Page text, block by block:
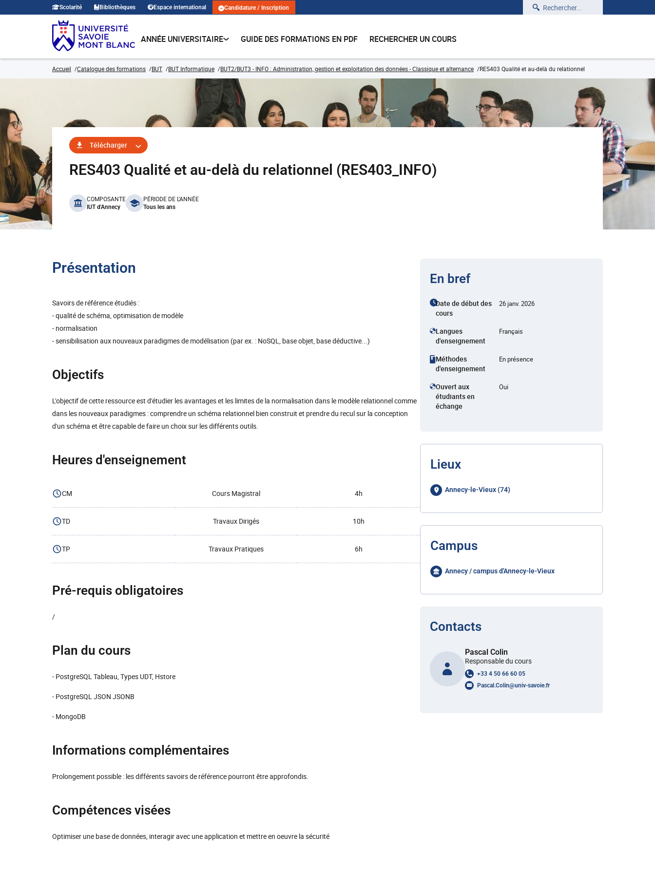
Scolarité Bibliothèques Espace international Candidature / Inscription Rechercher
ANNÉE UNIVERSITAIRE GUIDE DES FORMATIONS EN PDF RECHERCHER UN COURS
Accueil Catalogue des formations BUT BUT Informatique BUT2/BUT3 - INFO : Administration, gestion et exploitation des données - Classique et alternance RES403 Qualité et au-delà du relationnel
Télécharger
RES403 Qualité et au-delà du relationnel (RES403_INFO)
benefits
COMPOSANTE
IUT d'Annecy
PÉRIODE DE L'ANNÉE
Tous les ans
Présentation
Savoirs de référence étudiés :
- qualité de schéma, optimisation de modèle
- normalisation
- sensibilisation aux nouveaux paradigmes de modélisation (par ex. : NoSQL, base objet, base déductive...)
Objectifs
L'objectif de cette ressource est d'étudier les avantages et les limites de la normalisation dans le modèle relationnel comme
dans les nouveaux paradigmes : comprendre un schéma relationnel bien construit et prendre du recul sur la conception
d'un schéma et être capable de faire un choix sur les différents outils.
Heures d'enseignement
CM Cours Magistral 4h
TD Travaux Dirigés 10h
TP Travaux Pratiques 6h
Pré-requis obligatoires
/
Plan du cours
- PostgreSQL Tableau, Types UDT, Hstore
- PostgreSQL JSON JSONB
- MongoDB
Informations complémentaires
Prolongement possible : les différents savoirs de référence pourront être approfondis.
Compétences visées
Optimiser une base de données, interagir avec une application et mettre en oeuvre la sécurité
En bref
Date de début des
cours
26 janv. 2026
Langues
d'enseignement
Français
Méthodes
d'enseignement
En présence
Ouvert aux
étudiants en
échange
Oui
Lieux
Annecy-le-Vieux (74)
Campus
Annecy / campus d'Annecy-le-Vieux
Contacts
Pascal Colin
Responsable du cours
+33 4 50 66 60 05
Pascal.Colin@univ-savoie.fr